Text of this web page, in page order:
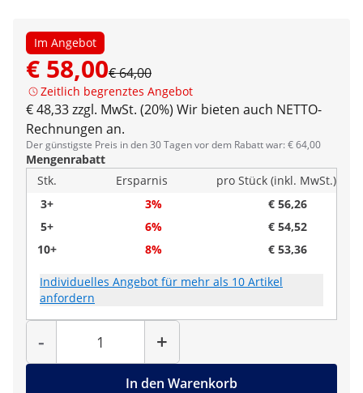
Im Angebot
€ 58,00€ 64,00
Zeitlich begrenztes Angebot
€ 48,33 zzgl. MwSt. (20%) Wir bieten auch NETTO-
Rechnungen an.
Der günstigste Preis in den 30 Tagen vor dem Rabatt war: € 64,00
Mengenrabatt
Stk.
Ersparnis
pro Stück (inkl. MwSt.)
3+
3%
€ 56,26
5+
6%
€ 54,52
10+
8% € 53,36
Individuelles Angebot für mehr als 10 Artikel
anfordern
-
Menge
+
In den Warenkorb